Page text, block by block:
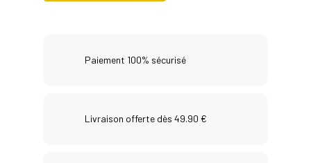
Paiement 100% sécurisé
Livraison offerte dès 49.90 €